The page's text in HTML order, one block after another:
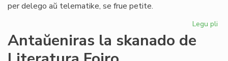
per delego aŭ telematike, se frue petite.
Legu pli
Antaŭeniras la skanado de